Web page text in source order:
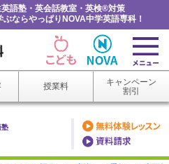
語塾・英会話教室・英検®対策
ならやっぱりNOVA中学英語専科！
授業料
キャンペーン
割引
塾